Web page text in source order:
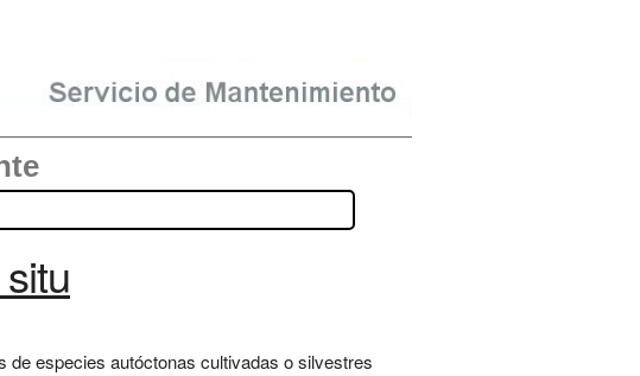
de especies autóctonas cultivadas o silvestres